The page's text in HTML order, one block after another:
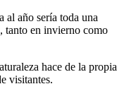
al año sería toda una
tanto en invierno como
hace de la propia
visitantes.